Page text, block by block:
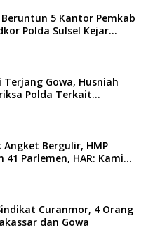
5 Kantor Pemkab
Polda Sulsel Kejar
Terjang Gowa, Husniah
Polda Terkait
Angket Bergulir, HMP
41 Parlemen, HAR: Kami
Curanmor, 4 Orang
dan Gowa